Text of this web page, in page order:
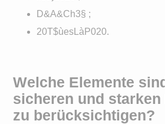
D&A&Ch3§ ;
20T$ùesLàP020.
Welche Elemente
sicheren und
zu berücksichtigen?